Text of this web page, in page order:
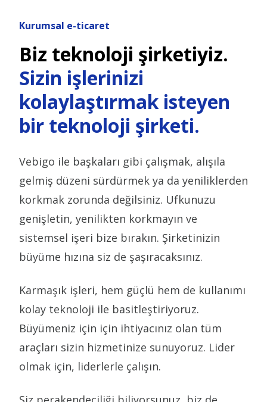
Kurumsal e-ticaret
Biz teknoloji şirketiyiz.
Sizin işlerinizi
kolaylaştırmak isteyen
bir teknoloji şirketi.
Vebigo ile başkaları gibi çalışmak, alışıla
gelmiş düzeni sürdürmek ya da yeniliklerden
korkmak zorunda değilsiniz. Ufkunuzu
genişletin, yenilikten korkmayın ve
sistemsel işeri bize bırakın. Şirketinizin
büyüme hızına siz de şaşıracaksınız.
Karmaşık işleri, hem güçlü hem de kullanımı
kolay teknoloji ile basitleştiriyoruz.
Büyümeniz için için ihtiyacınız olan tüm
araçları sizin hizmetinize sunuyoruz. Lider
olmak için, liderlerle çalışın.